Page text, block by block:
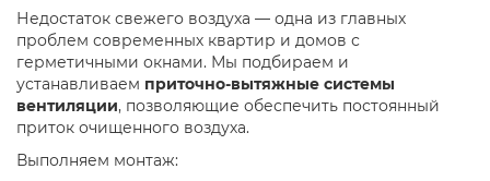
Недостаток свежего воздуха — одна из главных
проблем современных квартир и домов с
герметичными окнами. Мы подбираем и
устанавливаем приточно-вытяжные системы
вентиляции, позволяющие обеспечить постоянный
приток очищенного воздуха.
Выполняем монтаж: